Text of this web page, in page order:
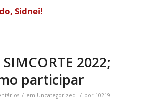
Sidnei!
2022;
participar
/ em Uncategorized / por 10219